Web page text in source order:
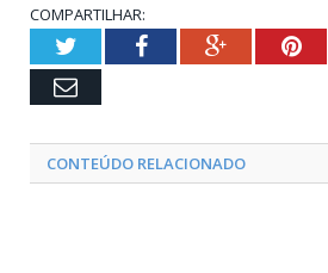
COMPARTILHAR:
TwitterFacebookGoogle+
Email
CONTEÚDO RELACIONADO